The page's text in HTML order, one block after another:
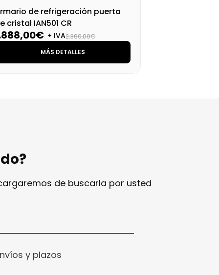
de refrigeración puerta
cristal IAN501 CR
+ IVA2.360,00€
MÁS DETALLES
de buscarla por usted
y plazos